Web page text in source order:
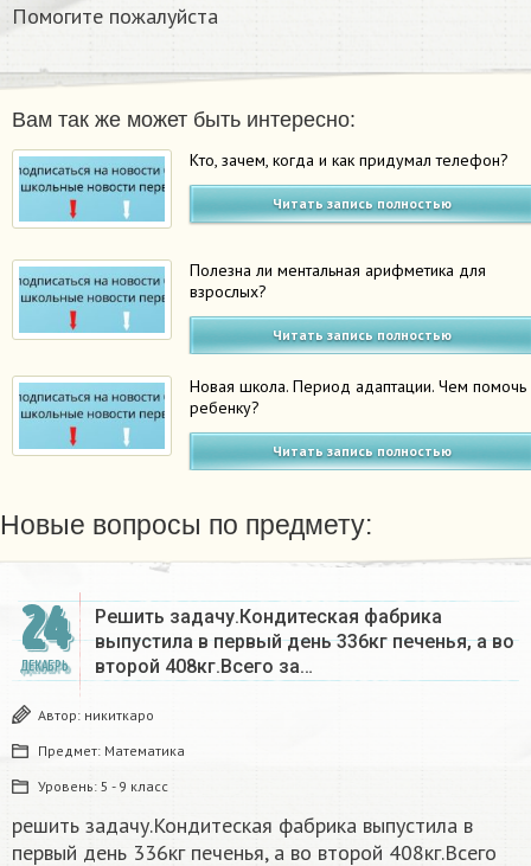
Помогите пожалуйста
Вам так же может быть интересно:
Кто, зачем, когда и как придумал телефон?
Читать запись полностью
Полезна ли ментальная арифметика для
взрослых?
Читать запись полностью
Новая школа. Период адаптации. Чем помочь
ребенку?
Читать запись полностью
Новые вопросы по предмету:
24
ДЕКАБРЬ
Решить задачу.Кондитеская фабрика
выпустила в первый день 336кг печенья, а во
второй 408кг.Всего за…
Автор: никиткаро
Предмет: Математика
Уровень: 5 - 9 класс
решить задачу.Кондитеская фабрика выпустила в
первый день 336кг печенья, а во второй 408кг.Всего